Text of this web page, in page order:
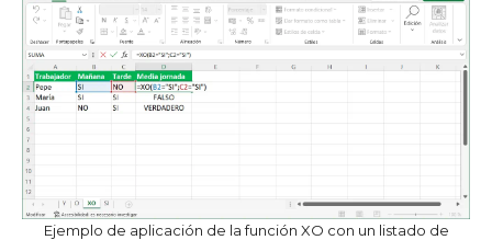
Ejemplo de aplicación de la función XO con un listado de